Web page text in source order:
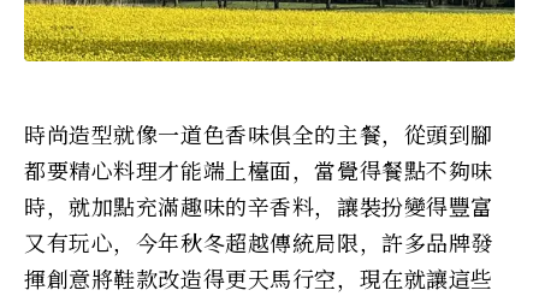
時尚造型就像一道色香味俱全的主餐，從頭到腳
都要精心料理才能端上檯面，當覺得餐點不夠味
時，就加點充滿趣味的辛香料，讓裝扮變得豐富
又有玩心，今年秋冬超越傳統局限，許多品牌發
揮創意將鞋款改造得更天馬行空，現在就讓這些